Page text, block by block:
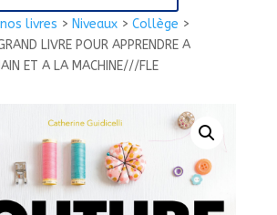
livres > Niveaux> Collège >
LIVRE POUR APPRENDRE A
ET A LA MACHINE///FLE